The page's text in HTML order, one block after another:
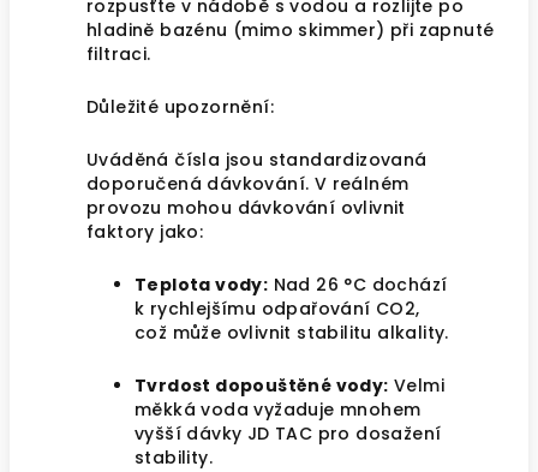
rozpusťte v nádobě s vodou a rozlijte po
hladině bazénu (mimo skimmer) při zapnuté
filtraci.
Důležité upozornění:
Uváděná čísla jsou standardizovaná
doporučená dávkování. V reálném
provozu mohou dávkování ovlivnit
faktory jako:
Teplota vody: Nad 26 °C dochází
k rychlejšímu odpařování CO2,
což může ovlivnit stabilitu alkality.
Tvrdost dopouštěné vody: Velmi
měkká voda vyžaduje mnohem
vyšší dávky JD TAC pro dosažení
stability.